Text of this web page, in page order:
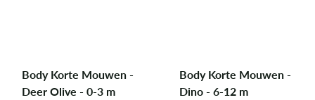
Body Korte Mouwen -
Deer Olive - 0-3 m
Body Korte Mouwen -
Dino - 6-12 m